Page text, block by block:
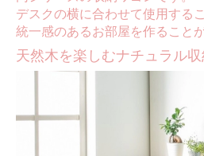
デスクの横に合わせて使用する
統一感のあるお部屋を作ること
天然木を楽しむナチュラル